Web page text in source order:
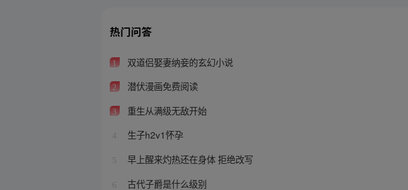
热门问答
1 双道侣娶妻纳妾的玄幻小说
2 潜伏漫画免费阅读
3 重生从满级无敌开始
4 生子h2v1怀孕
5 早上醒来灼热还在身体 拒绝改写
6 古代子爵是什么级别